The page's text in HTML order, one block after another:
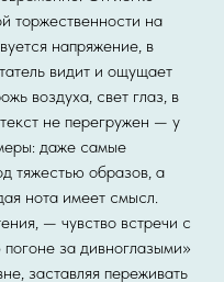
торжественности на
напряжение, в
видит и ощущает
воздуха, свет глаз, в
не перегружен — у
даже самые
тяжестью образов, а
нота имеет смысл.
— чувство встречи с
за дивноглазыми»
заставляя переживать